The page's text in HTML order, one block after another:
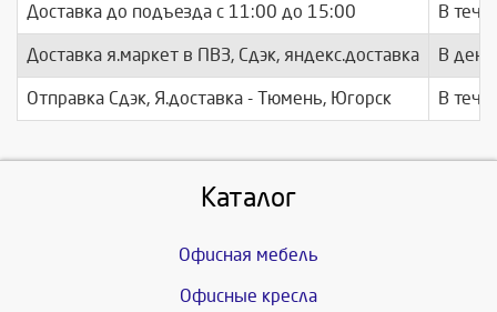
Доставка до подъезда c 11:00 до 15:00 В
Доставка я.маркет в ПВЗ, Сдэк, яндекс.доставка В день
Отправка Сдэк, Я.доставка - Тюмень, Югорск В
Каталог
Офисная мебель
Офисные кресла